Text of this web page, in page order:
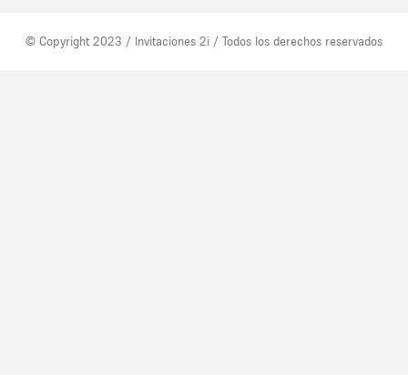
© Copyright 2023 / Invitaciones 2i / Todos los derechos reservados